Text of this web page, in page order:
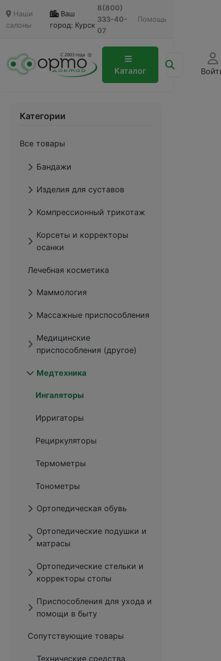
Наши
салоны
Ваш
город: Курск
8(800)
333-40-
07
Помощь
Каталог
Категории
Все товары
Бандажи
Изделия для суставов
Компрессионный трикотаж
Корсеты и корректоры
осанки
Лечебная косметика
Маммология
Массажные приспособления
Медицинские
приспособления (другое)
Медтехника
Ингаляторы
Ирригаторы
Рециркуляторы
Термометры
Тонометры
Ортопедическая обувь
Ортопедические подушки и
матрасы
Ортопедические стельки и
корректоры стопы
Приспособления для ухода и
помощи в быту
Сопутствующие товары
Технические средства